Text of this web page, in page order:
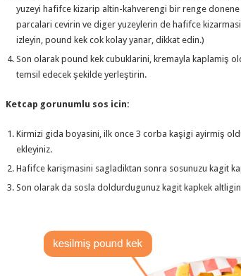
yuzeyi hafifce kizarip altin-kahverengi bir renge
parcalari cevirin ve diger yuzeylerin de hafifce
izleyin, pound kek cok kolay yanar, dikkat edin.)
Son olarak pound kek cubuklarini, kremayla kaplamiş
temsil edecek şekilde yerleştirin.
Ketcap gorunumlu sos icin:
Kirmizi gida boyasini, ilk once 3 corba kaşigi ayirmiş
ekleyiniz.
Hafifce karişmasini sagladiktan sonra sosunuzu kagit
Son olarak da sosla doldurdugunuz kagit kapkek